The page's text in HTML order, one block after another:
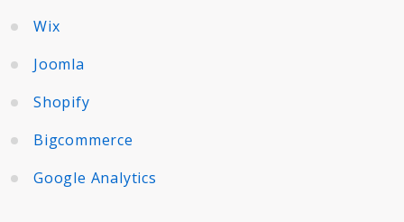
Wix
Joomla
Shopify
Bigcommerce
Google Analytics